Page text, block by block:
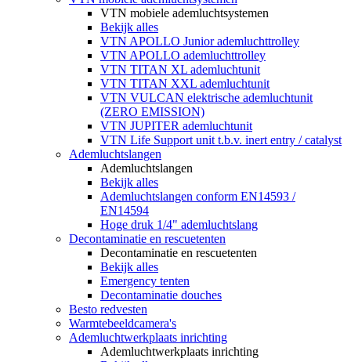
VTN mobiele ademluchtsystemen
Bekijk alles
VTN APOLLO Junior ademluchttrolley
VTN APOLLO ademluchttrolley
VTN TITAN XL ademluchtunit
VTN TITAN XXL ademluchtunit
VTN VULCAN elektrische ademluchtunit
(ZERO EMISSION)
VTN JUPITER ademluchtunit
VTN Life Support unit t.b.v. inert entry / catalyst
Ademluchtslangen
Ademluchtslangen
Bekijk alles
Ademluchtslangen conform EN14593 /
EN14594
Hoge druk 1/4" ademluchtslang
Decontaminatie en rescuetenten
Decontaminatie en rescuetenten
Bekijk alles
Emergency tenten
Decontaminatie douches
Besto redvesten
Warmtebeeldcamera's
Ademluchtwerkplaats inrichting
Ademluchtwerkplaats inrichting